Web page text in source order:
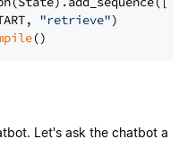
"retrieve")
Let's ask the chatbot a